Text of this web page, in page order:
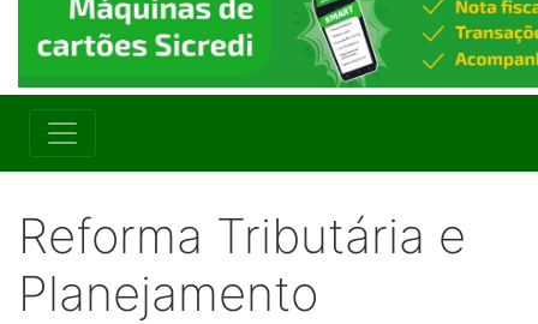
Reforma Tributária e
Planejamento